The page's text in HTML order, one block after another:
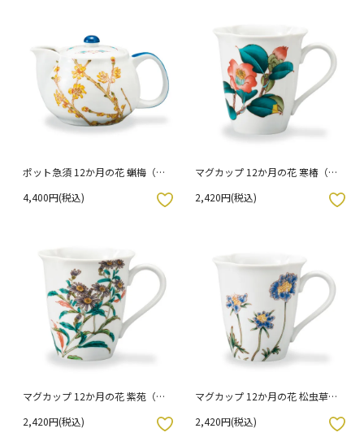
ポット急須 12か月の花 蝋梅（1
4,400円(税込)
マグカップ 12か月の花 寒椿（12
2,420円(税込)
お気に入りボタン
マグカップ 12か月の花 紫苑（11
2,420円(税込)
マグカップ 12か月の花 松虫草
2,420円(税込)
お気に入りボタン